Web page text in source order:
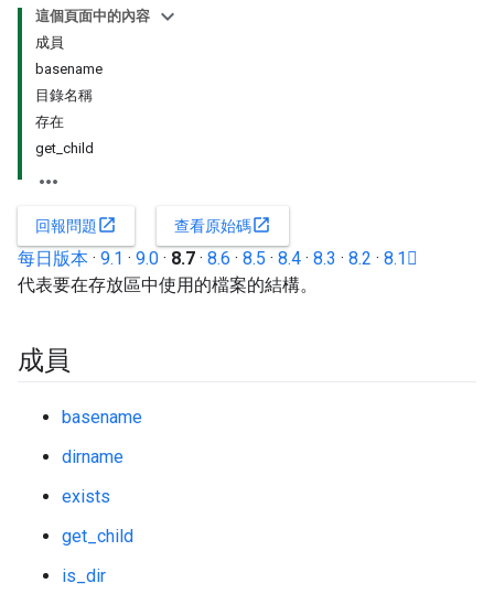
這個頁面中的內容
成員
basename
目錄名稱
存在
get_child
回報問題open_in_new 查看原始碼open_in_new
每日版本 · 9.1 · 9.0 · 8.7 · 8.6 · 8.5 · 8.4 · 8.3 · 8.2 · 8.1
代表要在存放區中使用的檔案的結構。
成員
basename
dirname
exists
get_child
is_dir